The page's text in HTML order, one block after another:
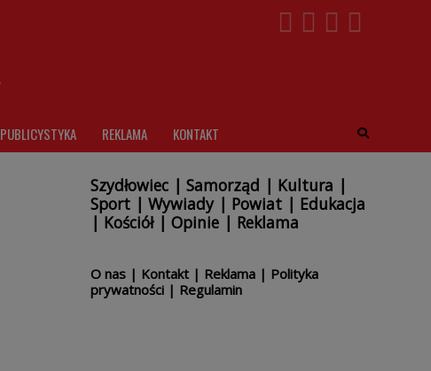
PUBLICYSTYKA REKLAMA KONTAKT
Szydłowiec| Samorząd | Kultura |
Sport| Wywiady| Powiat| Edukacja
| Kościół| Opinie| Reklama
O nas| Kontakt| Reklama| Polityka
prywatności| Regulamin